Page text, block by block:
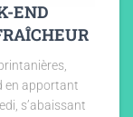
END
en apportant
s’abaissant